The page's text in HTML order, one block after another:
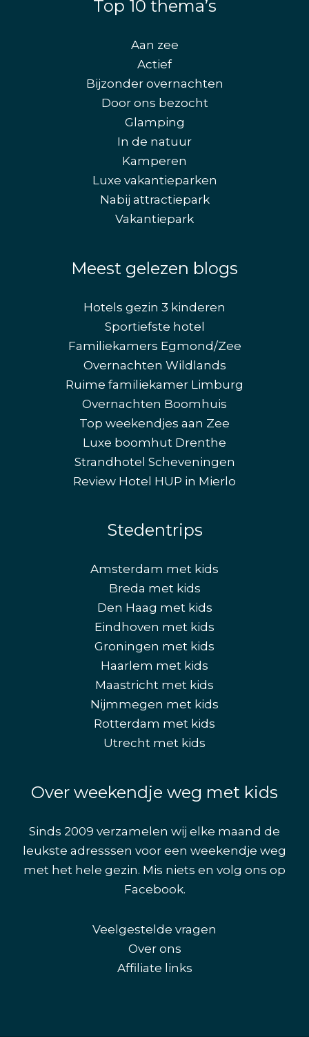
Top 10 thema’s
Aan zee
Actief
Bijzonder overnachten
Door ons bezocht
Glamping
In de natuur
Kamperen
Luxe vakantieparken
Nabij attractiepark
Vakantiepark
Meest gelezen blogs
Hotels gezin 3 kinderen
Sportiefste hotel
Familiekamers Egmond/Zee
Overnachten Wildlands
Ruime familiekamer Limburg
Overnachten Boomhuis
Top weekendjes aan Zee
Luxe boomhut Drenthe
Strandhotel Scheveningen
Review Hotel HUP in Mierlo
Stedentrips
Amsterdam met kids
Breda met kids
Den Haag met kids
Eindhoven met kids
Groningen met kids
Haarlem met kids
Maastricht met kids
Nijmmegen met kids
Rotterdam met kids
Utrecht met kids
Over weekendje weg met kids
Sinds 2009 verzamelen wij elke maand de
leukste adresssen voor een weekendje weg
met het hele gezin. Mis niets en volg ons op
Facebook.
Veelgestelde vragen
Over ons
Affiliate links